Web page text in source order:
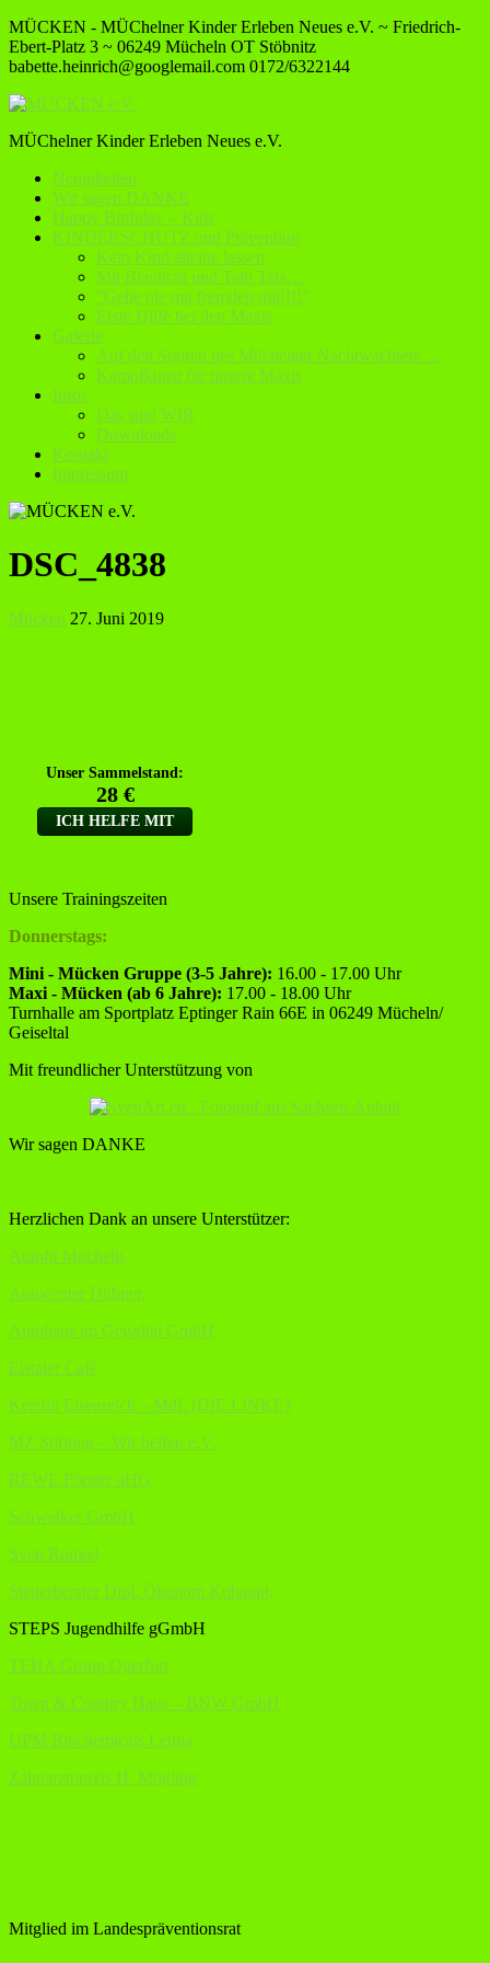
MÜCKEN - MÜChelner Kinder Erleben Neues e.V. ~ Friedrich-
Ebert-Platz 3 ~ 06249 Mücheln OT Stöbnitz
babette.heinrich@googlemail.com 0172/6322144
MÜChelner Kinder Erleben Neues e.V.
Neuigkeiten
Wir sagen DANKE
Happy Birthday – Kids
KINDERSCHUTZ und Prävention
Kein Kind alleine lassen
Mit Blaulicht und Tatü Tata…
“Gehe nie mit fremden mit!!!!”
Erste Hilfe bei den Maxis
Galerie
Auf den Spuren des Müchelner Nachtwächters …
Kampfkunst für unsere Maxis
Infos
Das sind WIR
Downloads
Kontakt
Impressum
DSC_4838
Mücken 27. Juni 2019
Unsere Trainingszeiten
Donnerstags:
Mini - Mücken Gruppe (3-5 Jahre): 16.00 - 17.00 Uhr
Maxi - Mücken (ab 6 Jahre): 17.00 - 18.00 Uhr
Turnhalle am Sportplatz Eptinger Rain 66E in 06249 Mücheln/
Geiseltal
Mit freundlicher Unterstützung von
Wir sagen DANKE
Herzlichen Dank an unsere Unterstützer:
Autofit Mücheln,
Autocenter Dübner,
Autohaus im Geiseltal GmbH
Eistaler Cafè
Kerstin Eisenreich – MdL (DIE LINKE)
MZ Stiftung – Wir helfen e.V.
REWE Förster oHG
Schweiker GmbH
Sven Runkel
Steuerberater Dipl. Ökonom Kuhaupt,
STEPS Jugendhilfe gGmbH
TEHA Group Querfurt
Town & Country Haus – BNW GmbH
UPM Biochemicals Leuna
Zahnarztpraxis H. Mögling
Mitglied im Landespräventionsrat